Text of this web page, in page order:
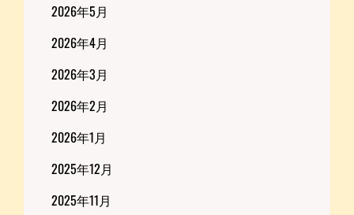
2026年5月
2026年4月
2026年3月
2026年2月
2026年1月
2025年12月
2025年11月